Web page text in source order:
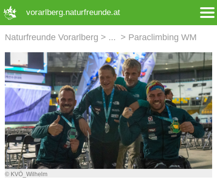
vorarlberg.naturfreunde.at
Naturfreunde Vorarlberg Paraclimbing WM
© KVÖ_Wilhelm